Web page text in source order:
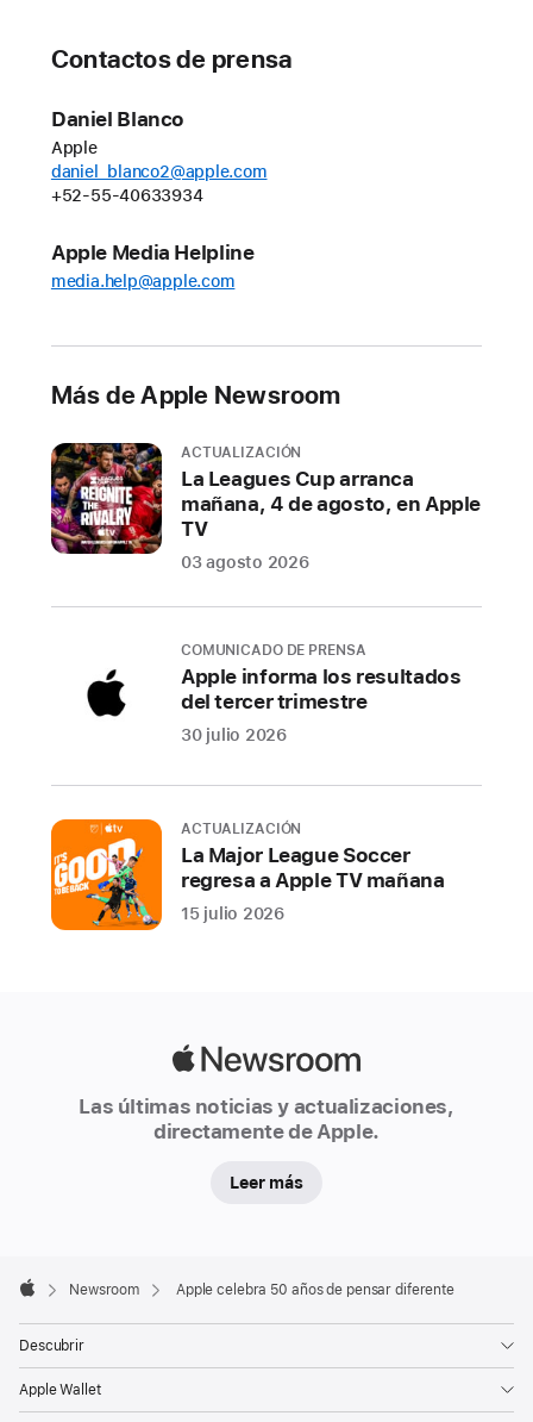
celebra
años
pensar
Apple
anunció
que
su
aniversario,
conmemorando
cinco
décadas
pensar
diferente
de
innovaciones
han
ayudado
a
definir
la
personas
conectan,
mundo.
su
Contactos de prensa
Daniel Blanco
Apple
daniel_blanco2@apple.com
+52-55-40633934
Apple Media Helpline
media.help@apple.com
Más de Apple Newsroom
ACTUALIZACIÓN
La Leagues Cup arranca
mañana, 4 de agosto, en Apple
TV
03 agosto 2026
COMUNICADO DE PRENSA
Apple informa los resultados
del tercer trimestre
30 julio 2026
ACTUALIZACIÓN
La Major League Soccer
regresa a Apple TV mañana
15 julio 2026
Las últimas noticias y actualizaciones,
directamente de Apple.
Leer más
Footer

Newsroom Apple celebra 50 años de pensar diferente
Descubrir
Apple Wallet